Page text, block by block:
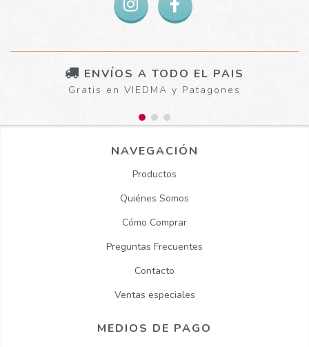
ENVÍOS A TODO EL PAIS
Gratis en VIEDMA y Patagones
NAVEGACIÓN
Productos
Quiénes Somos
Cómo Comprar
Preguntas Frecuentes
Contacto
Ventas especiales
MEDIOS DE PAGO